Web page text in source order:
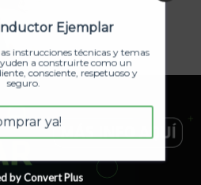
Ejemplar
instrucciones técnicas y temas
a construirte como un
consciente, respetuoso y
seguro.
ya!
by Convert Plus